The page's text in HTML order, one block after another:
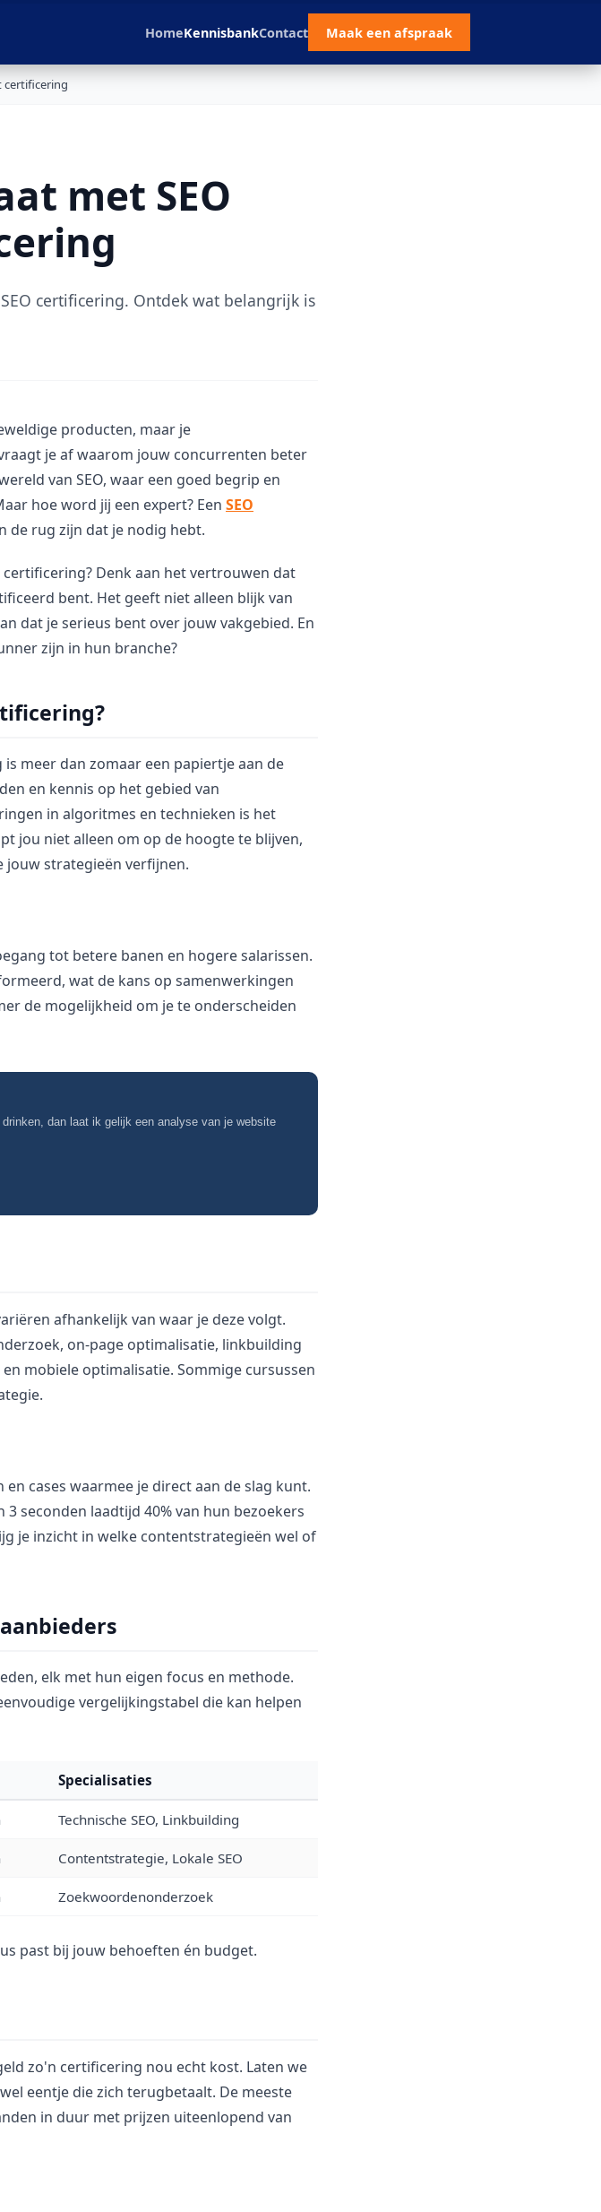
HomeKennisbankContact Maak een afspraak
certificering
met SEO
certificering. Ontdek wat belangrijk is
producten, maar je
je af waarom jouw concurrenten beter
van SEO, waar een goed begrip en
hoe word jij een expert? Een SEO
de rug zijn dat je nodig hebt.
Denk aan het vertrouwen dat
bent. Het geeft niet alleen blijk van
dat je serieus bent over jouw vakgebied. En
zijn in hun branche?
meer dan zomaar een papiertje aan de
en kennis op het gebied van
in algoritmes en technieken is het
jou niet alleen om op de hoogte te blijven,
jouw strategieën verfijnen.
tot betere banen en hogere salarissen.
wat de kans op samenwerkingen
de mogelijkheid om je te onderscheiden
dan laat ik gelijk een analyse van je website
afhankelijk van waar je deze volgt.
on-page optimalisatie, linkbuilding
mobiele optimalisatie. Sommige cursussen
cases waarmee je direct aan de slag kunt.
seconden laadtijd 40% van hun bezoekers
je inzicht in welke contentstrategieën wel of
elk met hun eigen focus en methode.
vergelijkingstabel die kan helpen
Specialisaties
Technische SEO, Linkbuilding
Contentstrategie, Lokale SEO
Zoekwoordenonderzoek
past bij jouw behoeften én budget.
zo'n certificering nou echt kost. Laten we
eentje die zich terugbetaalt. De meeste
in duur met prijzen uiteenlopend van